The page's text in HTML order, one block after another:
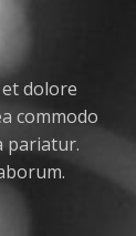
dolore
commodo
pariatur.